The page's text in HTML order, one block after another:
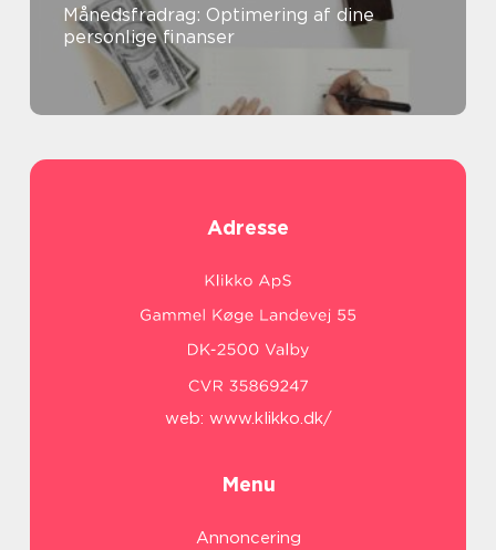
Månedsfradrag: Optimering af dine
personlige finanser
Adresse
web: www.klikko.dk/
Menu
Annoncering